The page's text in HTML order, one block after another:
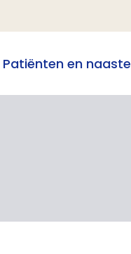
Patiënten en